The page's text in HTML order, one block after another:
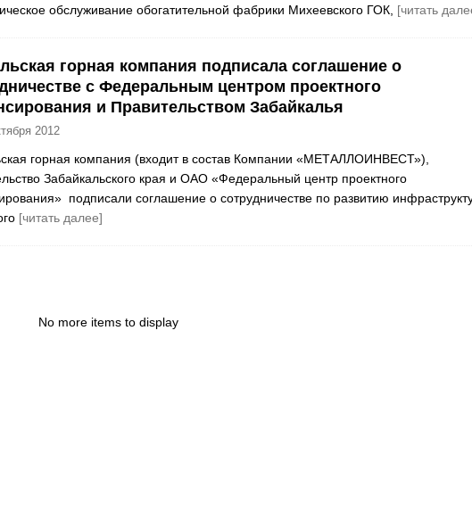
обслуживание обогатительной фабрики Михеевского ГОК, [читать
горная компания подписала соглашение о
с Федеральным центром проектного
и Правительством Забайкалья
2012
горная компания (входит в состав Компании «МЕТАЛЛОИНВЕСТ»),
Забайкальского края и ОАО «Федеральный центр проектного
подписали соглашение о сотрудничестве по развитию
[читать далее]
No more items to display